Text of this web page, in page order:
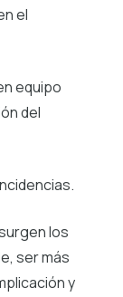
el
equipo
del
los
ser más
y